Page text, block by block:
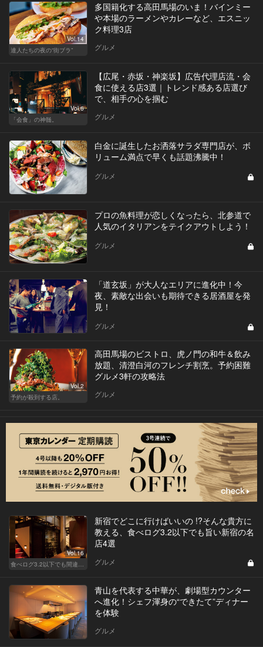
Vol.14
達人たちの夜の“街ブラ”
多国籍化する高田馬場のいま！バインミー
や本場のラーメンやカレーなど、エスニッ
ク料理3店
グルメ
Vol.6
「会食」の神髄。
【広尾・赤坂・神楽坂】広告代理店流・会
食に使える店3選｜トレンド感ある店選び
で、相手の心を掴む
グルメ
白金に誕生したお洒落サラダ専門店が、ボ
リューム満点で早くも話題沸騰中！
グルメ
プロの魚料理が恋しくなったら、北参道で
人気のイタリアンをテイクアウトしよう！
グルメ
「道玄坂」が大人なエリアに進化中！今
夜、素敵な出会いも期待できる居酒屋を発
見！
グルメ
Vol.2
予約が殺到する店。
高田馬場のビストロ、虎ノ門の和牛＆飲み
放題、清澄白河のフレンチ割烹。予約困難
グルメ3軒の攻略法
グルメ
Vol.16
食べログ3.2以下でも間違いなく名店！
新宿でどこに行けばいいの !?そんな貴方に
教える、食べログ3.2以下でも旨い新宿の名
店4選
グルメ
青山を代表する中華が、劇場型カウンター
へ進化！シェフ渾身の“できたて”ディナー
を体験
グルメ